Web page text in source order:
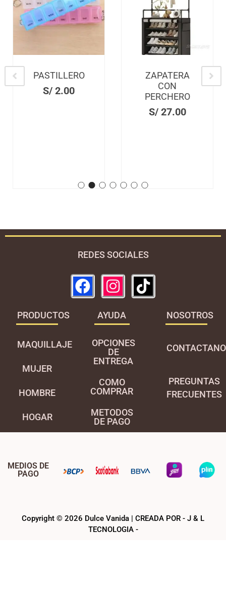
PASTILLERO
S/ 2.00
ZAPATERA
CON
PERCHERO
S/27.00
REDES SOCIALES
PRODUCTOS
MAQUILLAJE
MUJER
HOMBRE
HOGAR
AYUDA
OPCIONES
DE
ENTREGA
COMO
COMPRAR
METODOS
DE PAGO
NOSOTROS
PREGUNTAS
FRECUENTES
MEDIOS DE
PAGO
Copyright © 2026 Dulce Vanida | CREADA POR - J & L
TECNOLOGIA -